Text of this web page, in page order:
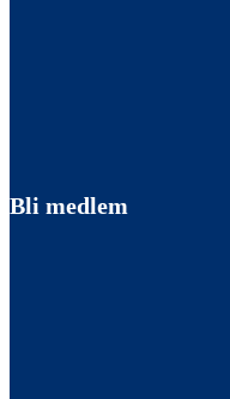
Bli medlem